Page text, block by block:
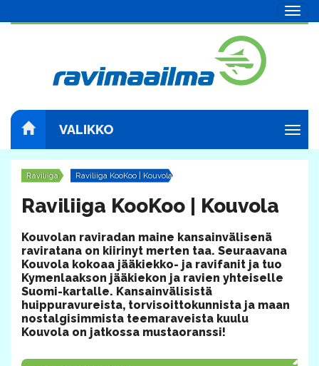
VALIKKO
Raviliiga Raviliiga KooKoo | Kouvola
Raviliiga KooKoo | Kouvola
​Kouvolan raviradan maine kansainvälisenä
raviratana on kiirinyt merten taa. Seuraavana
Kouvola kokoaa jääkiekko- ja ravifanit ja tuo
Kymenlaakson jääkiekon ja ravien yhteiselle
Suomi-kartalle. Kansainvälisistä
huippuravureista, torvisoittokunnista ja maan
nostalgisimmista teemaraveista kuulu
Kouvola on jatkossa mustaoranssi!